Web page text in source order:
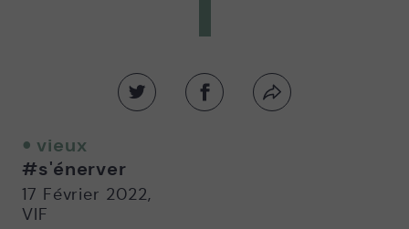
Partager
fenêtre
Partager
Partager
vieux
#s'énerver
17 Février 2022,
VIF